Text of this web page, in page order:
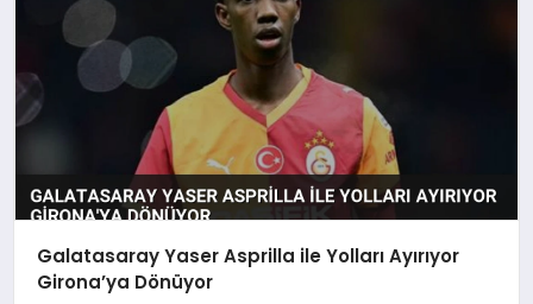
Galatasaray Yaser Asprilla ile Yolları Ayırıyor
Girona’ya Dönüyor